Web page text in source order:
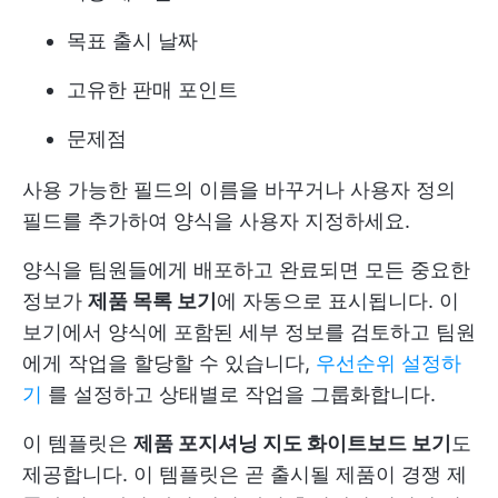
목표 출시 날짜
고유한 판매 포인트
문제점
사용 가능한 필드의 이름을 바꾸거나 사용자 정의
필드를 추가하여 양식을 사용자 지정하세요.
양식을 팀원들에게 배포하고 완료되면 모든 중요한
정보가 제품 목록 보기에 자동으로 표시됩니다. 이
보기에서 양식에 포함된 세부 정보를 검토하고 팀원
에게 작업을 할당할 수 있습니다, 우선순위 설정하
기 를 설정하고 상태별로 작업을 그룹화합니다.
이 템플릿은 제품 포지셔닝 지도 화이트보드 보기 도
제공합니다. 이 템플릿은 곧 출시될 제품이 경쟁 제